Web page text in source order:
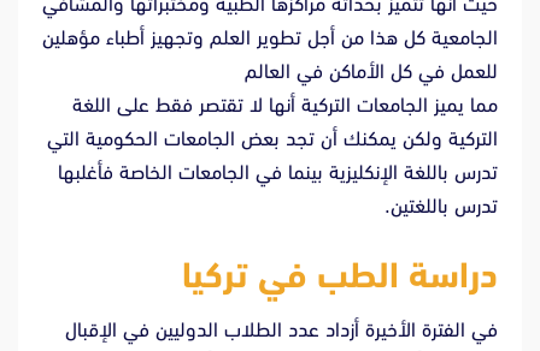
الجامعية كل هذا من أجل تطوير العلم وتجهيز أطباء مؤهلين
للعمل في كل الأماكن في العالم
مما يميز الجامعات التركية أنها لا تقتصر فقط على اللغة
التركية ولكن يمكنك أن تجد بعض الجامعات الحكومية التي
تدرس باللغة الإنكليزية بينما في الجامعات الخاصة فأغلبها
تدرس باللغتين.
دراسة الطب في تركيا
في الفترة الأخيرة أزداد عدد الطلاب الدوليين في الإقبال